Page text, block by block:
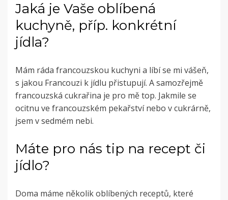
Jaká je Vaše oblíbená
kuchyně, příp. konkrétní
jídla?
Mám ráda francouzskou kuchyni a líbí se mi vášeň,
s jakou Francouzi k jídlu přistupují. A samozřejmě
francouzská cukrařina je pro mě top. Jakmile se
ocitnu ve francouzském pekařství nebo v cukrárně,
jsem v sedmém nebi.
Máte pro nás tip na recept či
jídlo?
Doma máme několik oblíbených receptů, které